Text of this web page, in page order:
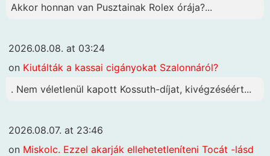
Akkor honnan van Pusztainak Rolex órája?...
2026.08.08. at 03:24
on Kiutálták a kassai cigányokat Szalonnáról?
. Nem véletlenül kapott Kossuth-díjat, kivégzéséért...
2026.08.07. at 23:46
on Miskolc. Ezzel akarják ellehetetleníteni Tocát -lásd